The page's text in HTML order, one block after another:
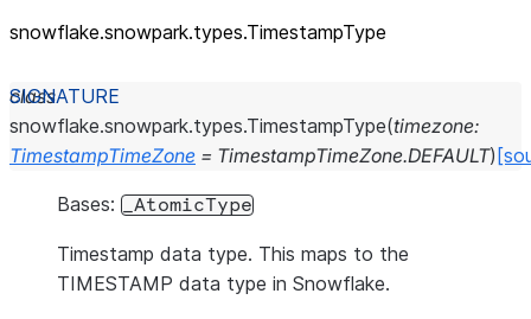
snowflake.snowpark.types.TimestampType
class
snowflake.snowpark.types.TimestampType(timezone:
TimestampTimeZone = TimestampTimeZone.DEFAULT)
Bases: _AtomicType
Timestamp data type. This maps to the
TIMESTAMP data type in Snowflake.